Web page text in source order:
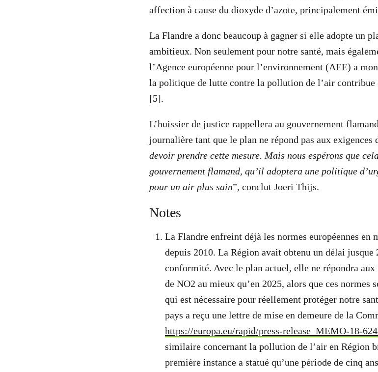
affection à cause du dioxyde d’azote, principalement
La Flandre a donc beaucoup à gagner si elle adopte un
ambitieux. Non seulement pour notre santé, mais
l’Agence européenne pour l’environnement (AEE) a
la politique de lutte contre la pollution de l’air
[5].
L’huissier de justice rappellera au gouvernement
journalière tant que le plan ne répond pas aux exigences
devoir prendre cette mesure. Mais nous espérons que
gouvernement flamand, qu’il adoptera une politique
pour un air plus sain”, conclut Joeri Thijs.
Notes
La Flandre enfreint déjà les normes européennes en
depuis 2010. La Région avait obtenu un délai jusque
conformité. Avec le plan actuel, elle ne répondra aux
de NO2 au mieux qu’en 2025, alors que ces normes
qui est nécessaire pour réellement protéger notre
pays a reçu une lettre de mise en demeure de la
https://europa.eu/rapid/press-release_MEMO-18-
similaire concernant la pollution de l’air en Région
première instance a statué qu’une période de cinq